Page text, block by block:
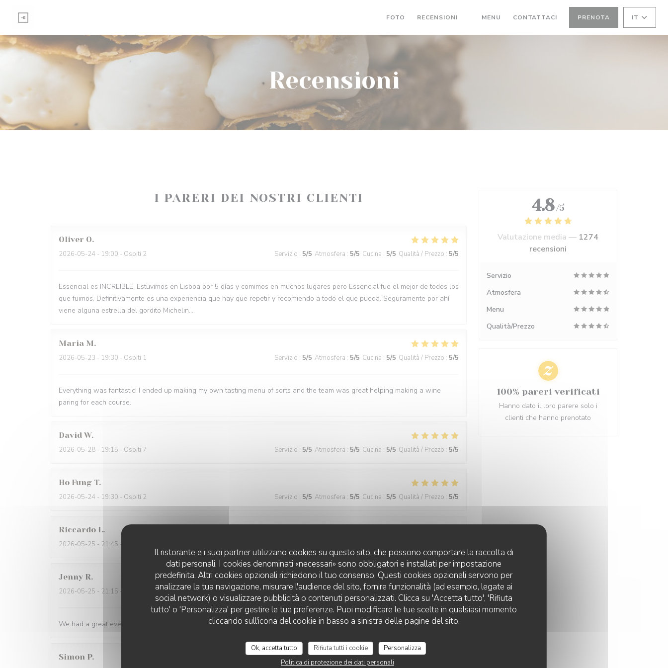
Il ristorante e i suoi partner utilizzano cookies su questo sito, che possono comportare la raccolta di
dati personali. I cookies denominati «necessari» sono obbligatori e installati per impostazione
predefinita. Altri cookies opzionali richiedono il tuo consenso. Questi cookies opzionali servono per
analizzare la tua navigazione, misurare l'audience del sito, fornire funzionalità (ad esempio, legate ai
social network) o visualizzare pubblicità o contenuti personalizzati. Clicca su 'Accetta tutto', 'Rifiuta
tutto' o 'Personalizza' per gestire le tue preferenze. Puoi modificare le tue scelte in qualsiasi momento
cliccando sull'icona del cookie in basso a sinistra delle pagine del sito.
Ok, accetta tutto Rifiuta tutti i cookie
Personalizza
Politica di protezione dei dati personali
FOTO RECENSIONI MENU ((APRE UNA NUOVA FINESTRA))
CONTATTACI PRENOTA IT
Recensioni
I PARERI DEI NOSTRI CLIENTI
Oliver O
2026-05-24 - 19:00 - Ospiti 2 Servizio : 5/5 Atmosfera : 5/5 Cucina : 5/5 Qualità / Prezzo : 5/5
Essencial es INCREIBLE. Estuvimos en Lisboa por 5 días y comimos en muchos lugares pero Essencial fue el mejor de todos los
que fuimos. Definitivamente es una experiencia que hay que repetir y recomiendo a todo el que pueda. Seguramente por ahí
viene alguna estrella del gordito Michelin....
Maria M
2026-05-23 - 19:30 - Ospiti 1 Servizio : 5/5 Atmosfera : 5/5 Cucina : 5/5 Qualità / Prezzo : 5/5
Everything was fantastic! I ended up making my own tasting menu of sorts and the team was great helping making a wine
paring for each course.
David W
2026-05-28 - 19:15 - Ospiti 7 Servizio : 5/5 Atmosfera : 5/5 Cucina : 5/5 Qualità / Prezzo : 5/5
Ho Fung T
2026-05-24 - 19:30 - Ospiti 2 Servizio : 5/5 Atmosfera : 5/5 Cucina : 5/5 Qualità / Prezzo : 5/5
Riccardo L
2026-05-25 - 21:45 - Ospiti 2
Jenny R
2026-05-25 - 21:15 - Ospiti 2 Servizio: 5/5 Atmosfera: 5/5 Cucina : 5 /5 Qualità / Prezzo 5/5
We had a great evening at Essencial. The staff was wonderful and the food was excellent!
Simon P
4.8 /5
Valutazione media — 1274
recensioni
Servizio
Atmosfera
Menu
Qualità/Prezzo
100% pareri verificati
Hanno dato il loro parere solo i
clienti che hanno prenotato